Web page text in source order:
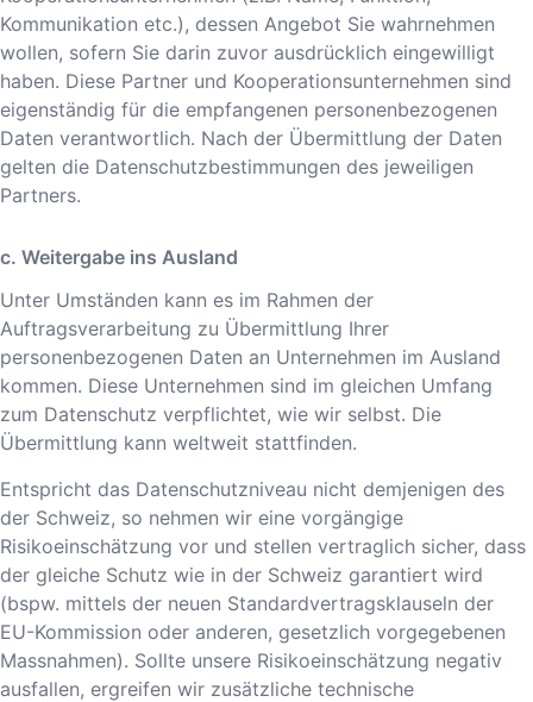
Kommunikation etc.), dessen Angebot Sie wahrnehmen
wollen, sofern Sie darin zuvor ausdrücklich eingewilligt
haben. Diese Partner und Kooperationsunternehmen sind
eigenständig für die empfangenen personenbezogenen
Daten verantwortlich. Nach der Übermittlung der Daten
gelten die Datenschutzbestimmungen des jeweiligen
Partners.
c. Weitergabe ins Ausland
Unter Umständen kann es im Rahmen der
Auftragsverarbeitung zu Übermittlung Ihrer
personenbezogenen Daten an Unternehmen im Ausland
kommen. Diese Unternehmen sind im gleichen Umfang
zum Datenschutz verpflichtet, wie wir selbst. Die
Übermittlung kann weltweit stattfinden.
Entspricht das Datenschutzniveau nicht demjenigen des
der Schweiz, so nehmen wir eine vorgängige
Risikoeinschätzung vor und stellen vertraglich sicher, dass
der gleiche Schutz wie in der Schweiz garantiert wird
(bspw. mittels der neuen Standardvertragsklauseln der
EU-Kommission oder anderen, gesetzlich vorgegebenen
Massnahmen). Sollte unsere Risikoeinschätzung negativ
ausfallen, ergreifen wir zusätzliche technische